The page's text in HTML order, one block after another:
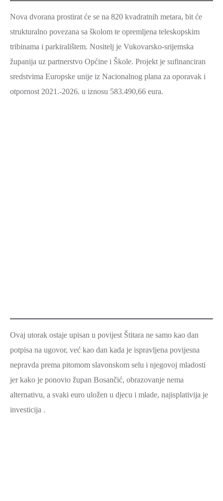
Nova dvorana prostirat će se na 820 kvadratnih metara, bit će
strukturalno povezana sa školom te opremljena teleskopskim
tribinama i parkiralištem. Nositelj je Vukovarsko-srijemska
županija uz partnerstvo Općine i Škole. Projekt je sufinanciran
sredstvima Europske unije iz Nacionalnog plana za oporavak i
otpornost 2021.-2026. u iznosu 583.490,66 eura.
Ovaj utorak ostaje upisan u povijest Štitara ne samo kao dan
potpisa na ugovor, već kao dan kada je ispravljena povijesna
nepravda prema pitomom slavonskom selu i njegovoj mladosti
jer kako je ponovio župan Bosančić, obrazovanje nema
alternativu, a svaki euro uložen u djecu i mlade, najisplativija je
investicija .